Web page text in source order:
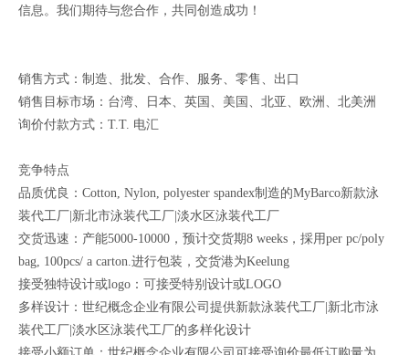
信息。我们期待与您合作，共同创造成功！
销售方式：制造、批发、合作、服务、零售、出口
销售目标市场：台湾、日本、英国、美国、北亚、欧洲、北美洲
询价付款方式：T.T. 电汇
竞争特点
品质优良：Cotton, Nylon, polyester spandex制造的MyBarco新款泳
装代工厂|新北市泳装代工厂|淡水区泳装代工厂
交货迅速：产能5000-10000，预计交货期8 weeks，採用per pc/poly
bag, 100pcs/ a carton.进行包装，交货港为Keelung
接受独特设计或logo：可接受特别设计或LOGO
多样设计：世纪概念企业有限公司提供新款泳装代工厂|新北市泳
装代工厂|淡水区泳装代工厂的多样化设计